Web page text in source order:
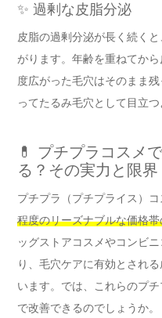
✨ 過剰な皮脂分泌
皮脂の過剰分泌が長く続く
がります。年齢を重ねてか
度広がった毛穴はそのまま
ってたるみ毛穴として目立
💊 プチプラコスメ
る？その実力と限界
プチプラ（プチプライス）
程度のリーズナブルな価格
ッグストアコスメやコンビ
り、毛穴ケアに有効とされ
います。では、これらのプ
で改善できるのでしょうか。